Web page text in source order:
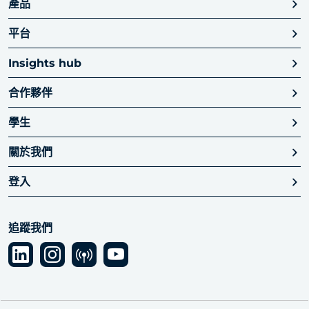
產品
平台
Insights hub
合作夥伴
學生
關於我們
登入
追蹤我們